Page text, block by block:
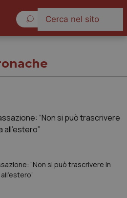
“Non si può trascrivere in